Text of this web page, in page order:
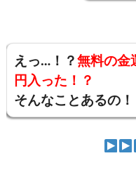
えっ…！？無料の金
円入った！？
そんなことあるの！